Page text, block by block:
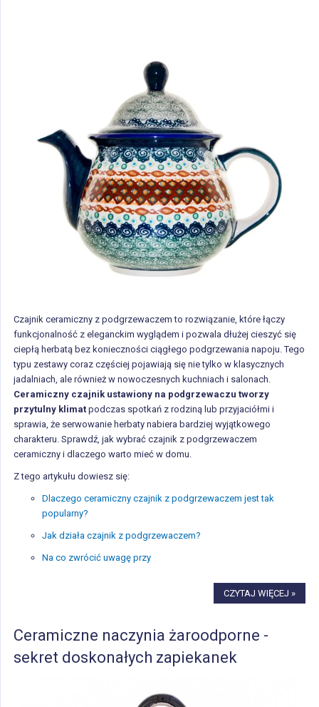
Czajnik ceramiczny z podgrzewaczem to rozwiązanie, które łączy
funkcjonalność z eleganckim wyglądem i pozwala dłużej cieszyć się
ciepłą herbatą bez konieczności ciągłego podgrzewania napoju. Tego
typu zestawy coraz częściej pojawiają się nie tylko w klasycznych
jadalniach, ale również w nowoczesnych kuchniach i salonach.
Ceramiczny czajnik ustawiony na podgrzewaczu tworzy
przytulny klimat podczas spotkań z rodziną lub przyjaciółmi i
sprawia, że serwowanie herbaty nabiera bardziej wyjątkowego
charakteru. Sprawdź, jak wybrać czajnik z podgrzewaczem
ceramiczny i dlaczego warto mieć w domu.
Z tego artykułu dowiesz się:
Dlaczego ceramiczny czajnik z podgrzewaczem jest tak
popularny?
Jak działa czajnik z podgrzewaczem?
Na co zwrócić uwagę przy
CZYTAJ WIĘCEJ »
Ceramiczne naczynia żaroodporne -
sekret doskonałych zapiekanek